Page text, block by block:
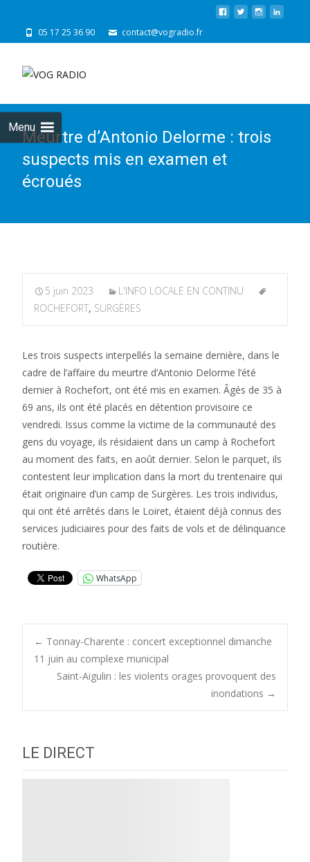
05 17 25 36 90 contact@vogradio.fr
Menu
Meurtre d’Antonio Delorme : trois
suspects mis en examen et
écroués
5 juin 2023
L'INFO LOCALE EN CONTINU
ROCHEFORT, SURGÈRES
Les trois suspects interpellés la semaine dernière, dans le
cadre de l’affaire du meurtre d’Antonio Delorme l’été
dernier à Rochefort, ont été mis en examen. Âgés de 35 à
69 ans, ils ont été placés en détention provisoire ce
vendredi. Issus comme la victime de la communauté des
gens du voyage, ils résidaient dans un camp à Rochefort
au moment des faits, en août dernier. Selon le parquet, ils
contestent leur implication dans la mort du trentenaire qui
était originaire d’un camp de Surgères. Les trois individus,
qui ont été arrêtés dans le Loiret, étaient déjà connus des
services judiciaires pour des faits de vols et de délinquance
routière.
WhatsApp
Post
navigation
← Tonnay-Charente : concert exceptionnel dimanche
11 juin au complexe municipal
Saint-Aigulin : les violents orages provoquent des
inondations →
LE DIRECT